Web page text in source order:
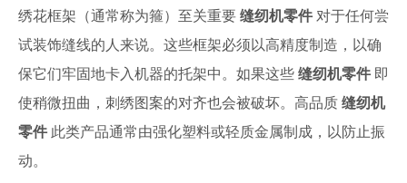
绣花框架（通常称为箍）至关重要缝纫机零件对于任何尝
试装饰缝线的人来说。这些框架必须以高精度制造，以确
保它们牢固地卡入机器的托架中。如果这些缝纫机零件 即
使稍微扭曲，刺绣图案的对齐也会被破坏。高品质缝纫机
零件 此类产品通常由强化塑料或轻质金属制成，以防止振
动。